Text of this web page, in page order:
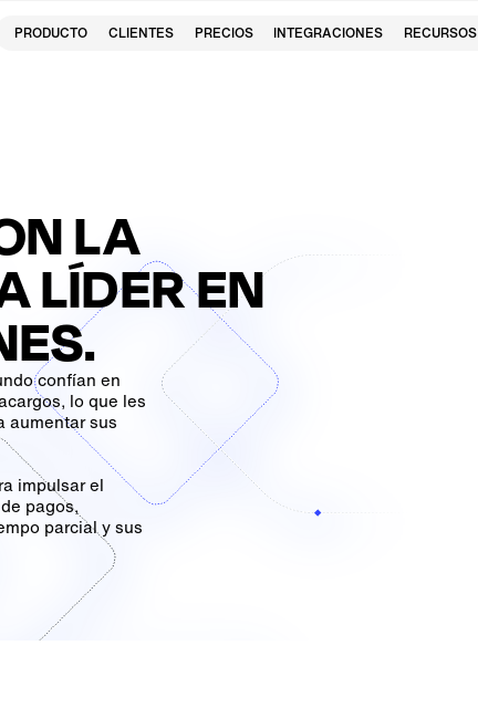
PRODUCTO CLIENTES PRECIOS INTEGRACIONES RECURSOS
LA
LÍDER EN
confían en
lo que les
aumentar sus
impulsar el
pagos,
parcial y sus